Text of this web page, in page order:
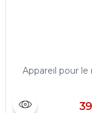
Appareil pour le